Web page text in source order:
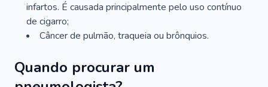
infartos. É causada principalmente pelo uso contínuo
de cigarro;
Câncer de pulmão, traqueia ou brônquios.
Quando procurar um